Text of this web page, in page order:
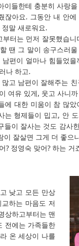
이들한테 충분히 사랑
잖아요. 그동안 내 안
말 새로워요.
부터는 먼저 잘못했습
땐 그 말이 송구스러
편이 얼마나 힘들었
나 하고.
고 남편이 잘해주는
여유 있게, 웃고 사니
에 대한 미움이 참 많
는 형제들이 밉고, 안
들이 잘사는 것도 감사
이 잘살면 그게 더 좋으
? 정영숙 맞어? 하는 거
낮고 모든 만상
하는 마음도 저
상하고부터는 맨
전에는 가족들한
온 세상이 나를